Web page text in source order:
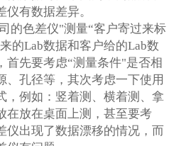
仪有数据差异。
的色差仪"测量“客户寄过来标
的Lab数据和客户给的Lab数
首先要考虑“测量条件"是否相
、孔径等，其次考虑一下使用
，例如：竖着测、横着测、拿
在放在桌面上测，甚至要考
仪出现了数据漂移的情况，而